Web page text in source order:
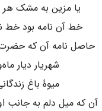
یا مزین به مشک هر
خط آن نامه بود خط
حاصل نامه آن که
شهریار دیار
میوهٔ باغ
آن که میل دلم به جانب